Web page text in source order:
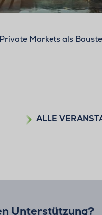
Markets als
ALLE
Unterstützung?